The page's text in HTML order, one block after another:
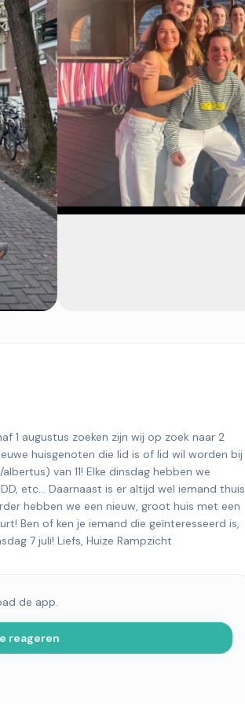
1 augustus zoeken zijn wij op zoek naar 2
huisgenoten die lid is of lid wil worden bij
van 11! Elke dinsdag hebben we
etc… Daarnaast is er altijd wel iemand thuis
hebben we een nieuw, groot huis met een
Ben of ken je iemand die geïnteresseerd is,
7 juli! Liefs, Huize Rampzicht
de app.
reageren